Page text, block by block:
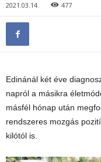
2021.03.14. 477
Edinánál két éve
napról a másikra
másfél hónap után
rendszeres mozgás
kilótól is.